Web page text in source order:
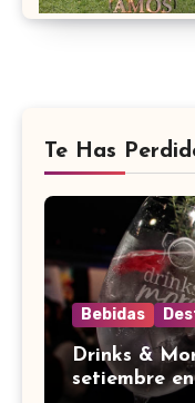
Te Has
Bebidas
Drinks &
setiembre